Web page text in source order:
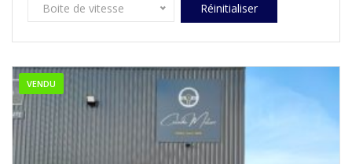
Boite de vitesse Réinitialiser
VENDU